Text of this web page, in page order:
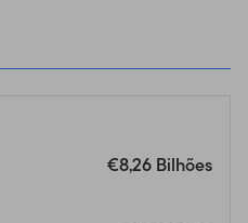
€8,26 Bilhões